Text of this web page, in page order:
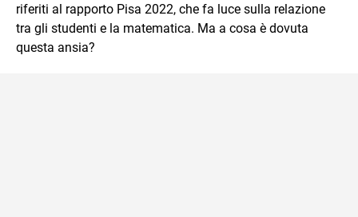
riferiti al rapporto Pisa 2022, che fa luce sulla relazione
tra gli studenti e la matematica. Ma a cosa è dovuta
questa ansia?